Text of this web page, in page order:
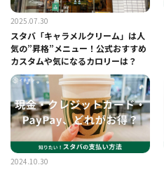
2025.07.30
スタバ「キャラメルクリーム」は人
気の”昇格”メニュー！公式おすすめ
カスタムや気になるカロリーは？
2024.10.30